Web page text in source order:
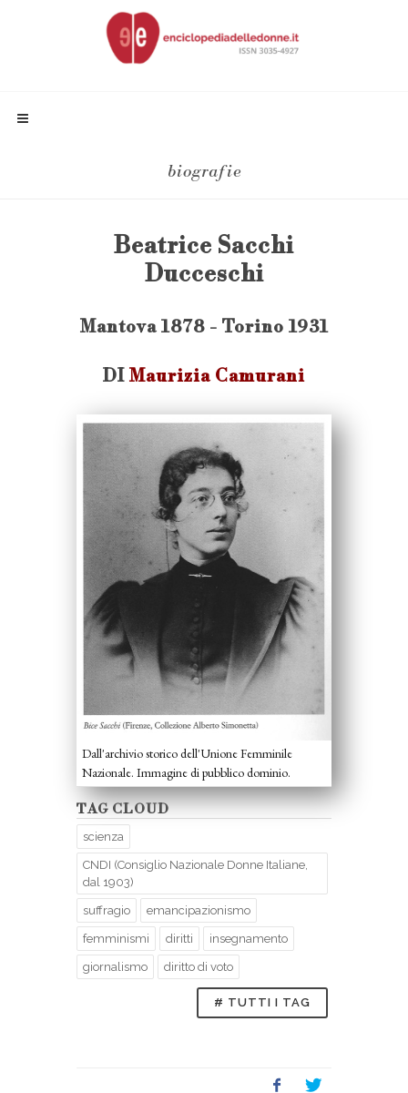
biografie
Beatrice Sacchi
Ducceschi
Mantova 1878 - Torino 1931
DI Maurizia Camurani
Dall'archivio storico dell'Unione Femminile
Nazionale. Immagine di pubblico dominio.
TAG CLOUD
scienza
CNDI (Consiglio Nazionale Donne Italiane,
dal 1903)
suffragio emancipazionismo
femminismi diritti insegnamento
giornalismo diritto di voto
# TUTTI I TAG